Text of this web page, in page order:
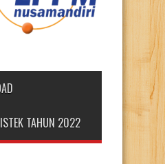
TAHUN 2022